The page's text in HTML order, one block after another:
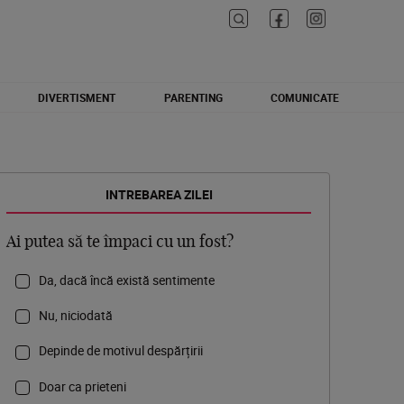
DIVERTISMENT PARENTING COMUNICATE
INTREBAREA ZILEI
Ai putea să te împaci cu un fost?
Da, dacă încă există sentimente
Nu, niciodată
Depinde de motivul despărțirii
Doar ca prieteni